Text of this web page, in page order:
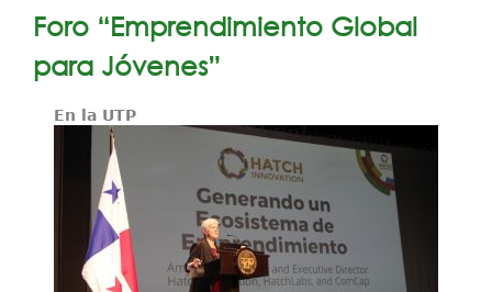
Menu
Nuestra Facultad
Oferta Académica
Departamentos
Investigación
Servicios
Foro “Emprendimiento Global
para Jóvenes”
En la UTP